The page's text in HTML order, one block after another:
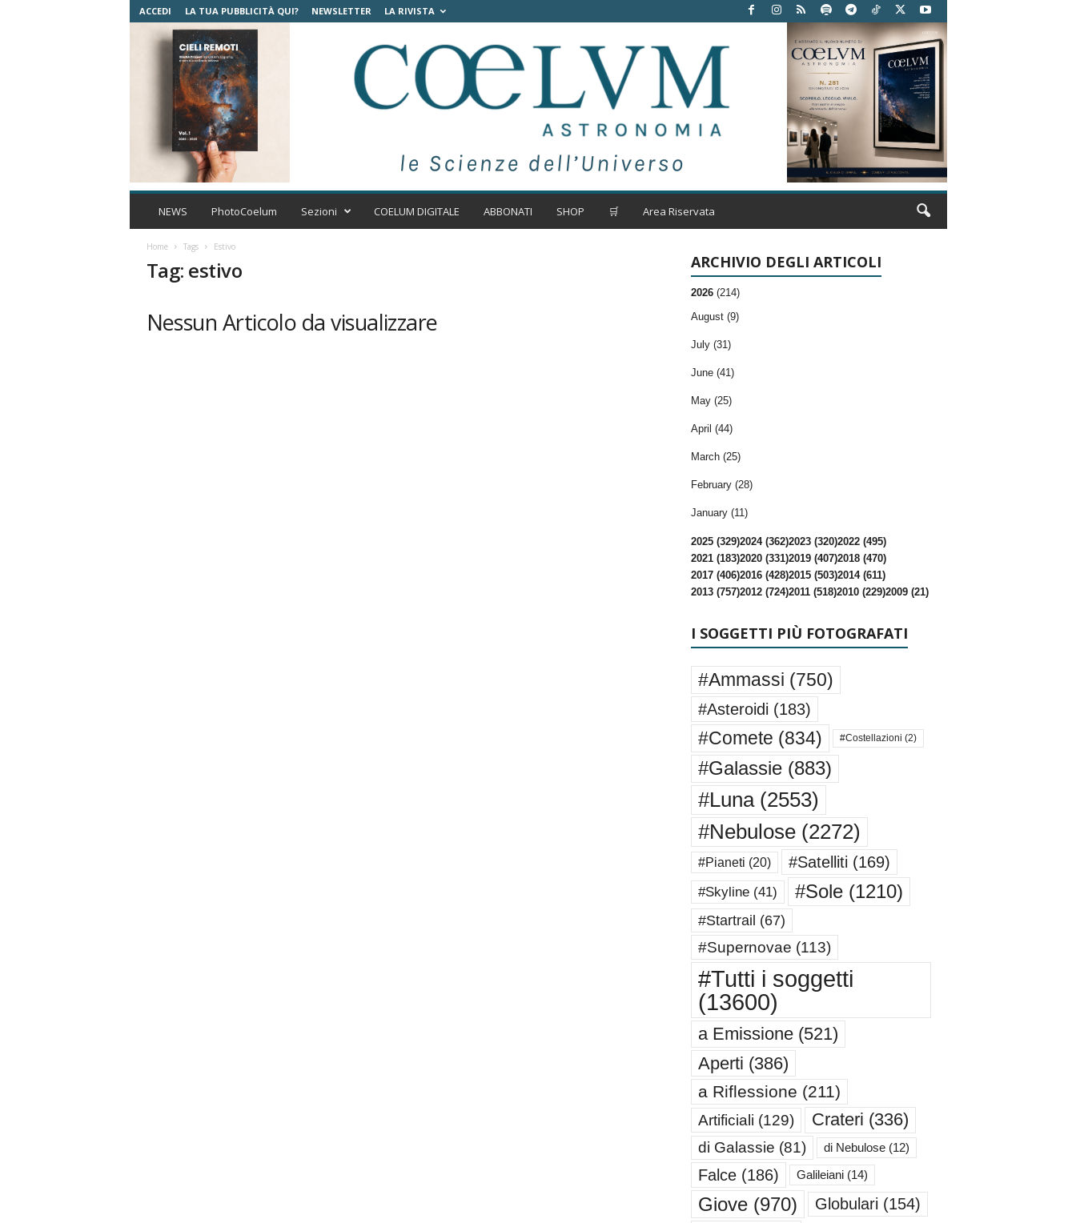
ACCEDI LA TUA PUBBLICITÀ QUI? NEWSLETTER LA RIVISTA
C
t
NEWS PhotoCoelum Sezioni COELUM DIGITALE ABBONATI SHOP 🛒 Area Riservata
Home Tags Estivo
Tag: estivo
Nessun Articolo da visualizzare
ARCHIVIO DEGLI ARTICOLI
2026 (214)
August (9)
July (31)
June (41)
May (25)
April (44)
March (25)
February (28)
January (11)
2025 (329)2024 (362)2023 (320)2022 (495)
2021 (183)2020 (331)2019 (407)2018 (470)
2017 (406)2016 (428)2015 (503)2014 (611)
2013 (757)2012 (724)2011 (518)2010 (229)2009 (21)
I SOGGETTI PIÙ FOTOGRAFATI
#Ammassi (750)
#Asteroidi (183)
#Comete (834) #Costellazioni (2)
#Galassie(883)
#Luna(2553)
#Nebulose(2272)
#Pianeti (20) #Satelliti (169)
#Skyline(41) #Sole(1210)
#Startrail (67)
#Supernovae (113)
#Tutti i soggetti
(13600)
a Emissione(521)
Aperti (386)
a Riflessione (211)
Artificiali (129) Crateri (336)
di Galassie (81) di Nebulose(12)
Falce(186) Galileiani(14)
Giove(970) Globulari (154)